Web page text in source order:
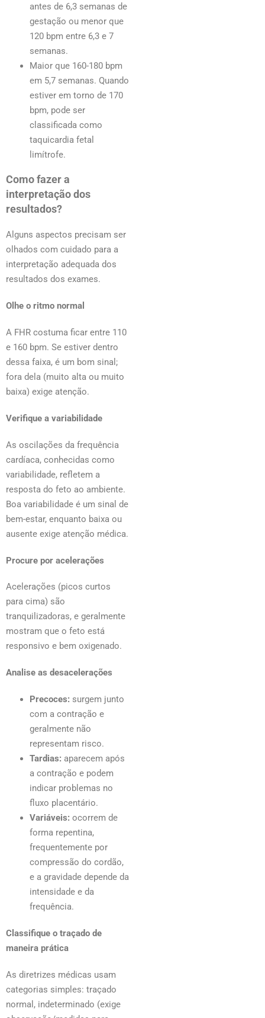
antes de 6,3 semanas de
gestação ou menor que
120 bpm entre 6,3 e 7
semanas.
Maior que 160-180 bpm
em 5,7 semanas. Quando
estiver em torno de 170
bpm, pode ser
classificada como
taquicardia fetal
limítrofe.
Como fazer a
interpretação dos
resultados?
Alguns aspectos precisam ser
olhados com cuidado para a
interpretação adequada dos
resultados dos exames.
Olhe o ritmo normal
A FHR costuma ficar entre 110
e 160 bpm. Se estiver dentro
dessa faixa, é um bom sinal;
fora dela (muito alta ou muito
baixa) exige atenção.
Verifique a variabilidade
As oscilações da frequência
cardíaca, conhecidas como
variabilidade, refletem a
resposta do feto ao ambiente.
Boa variabilidade é um sinal de
bem-estar, enquanto baixa ou
ausente exige atenção médica.
Procure por acelerações
Acelerações (picos curtos
para cima) são
tranquilizadoras, e geralmente
mostram que o feto está
responsivo e bem oxigenado.
Analise as desacelerações
Precoces: surgem junto
com a contração e
geralmente não
representam risco.
Tardias: aparecem após
a contração e podem
indicar problemas no
fluxo placentário.
Variáveis: ocorrem de
forma repentina,
frequentemente por
compressão do cordão,
e a gravidade depende da
intensidade e da
frequência.
Classifique o traçado de
maneira prática
As diretrizes médicas usam
categorias simples: traçado
normal, indeterminado (exige